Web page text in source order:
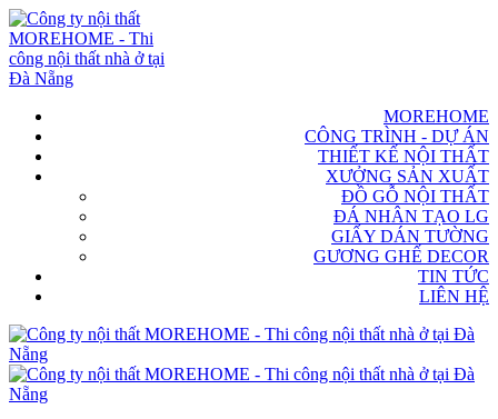
MOREHOME
CÔNG TRÌNH - DỰ ÁN
THIẾT KẾ NỘI THẤT
XƯỞNG SẢN XUẤT
ĐỒ GỖ NỘI THẤT
ĐÁ NHÂN TẠO LG
GIẤY DÁN TƯỜNG
GƯƠNG GHẾ DECOR
TIN TỨC
LIÊN HỆ